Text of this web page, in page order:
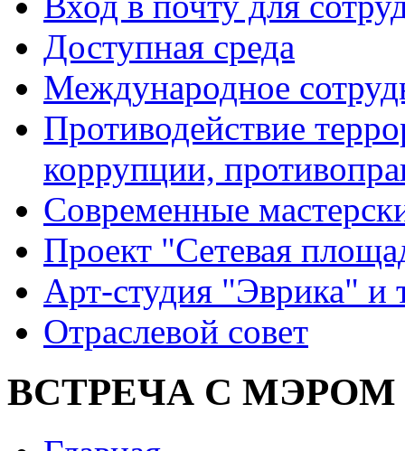
Доступная среда
Международное
Противодействие
коррупции,
Современные
Проект "Сетевая
Арт-студия "Эврика" и
Отраслевой совет
ВСТРЕЧА С МЭРОМ